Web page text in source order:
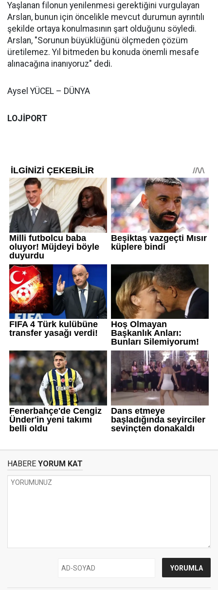
Yaşlanan filonun yenilenmesi gerektiğini vurgulayan
Arslan, bunun için öncelikle mevcut durumun ayrıntılı
şekilde ortaya konulmasının şart olduğunu söyledi.
Arslan, "Sorunun büyüklüğünü ölçmeden çözüm
üretilemez. Yıl bitmeden bu konuda önemli mesafe
alınacağına inanıyoruz" dedi.
Aysel YÜCEL – DÜNYA
LOJİPORT
HABERE YORUM KAT